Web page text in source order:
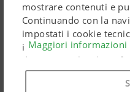
mostrare contenuti e
Continuando con la
impostati i cookie
impiegati prodotti di
dati personali solo se
("Acconsento a tutti").
impostazioni
Maggiori informazioni
Paese*